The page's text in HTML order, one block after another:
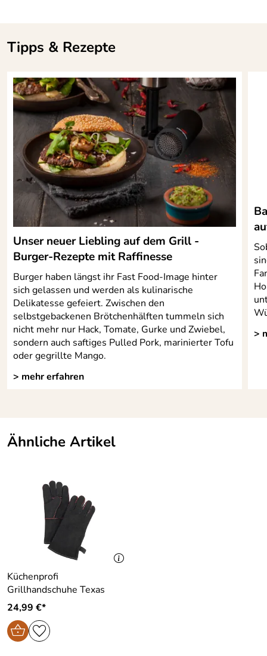
Tipps & Rezepte
Unser neuer Liebling auf dem Grill -
Burger-Rezepte mit Raffinesse
Burger haben längst ihr Fast Food-Image hinter
sich gelassen und werden als kulinarische
Delikatesse gefeiert. Zwischen den
selbstgebackenen Brötchenhälften tummeln sich
nicht mehr nur Hack, Tomate, Gurke und Zwiebel,
sondern auch saftiges Pulled Pork, marinierter Tofu
oder gegrillte Mango.
> mehr erfahren
>
Ähnliche Artikel
Küchenprofi
Grillhandschuhe Texas
24,99 €*